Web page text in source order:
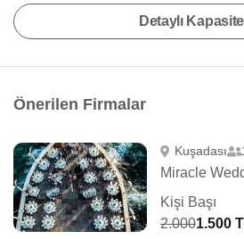
Detaylı Kapasite
Önerilen Firmalar
Kuşadası
Miracle
Kişi Başı
2.0001.500